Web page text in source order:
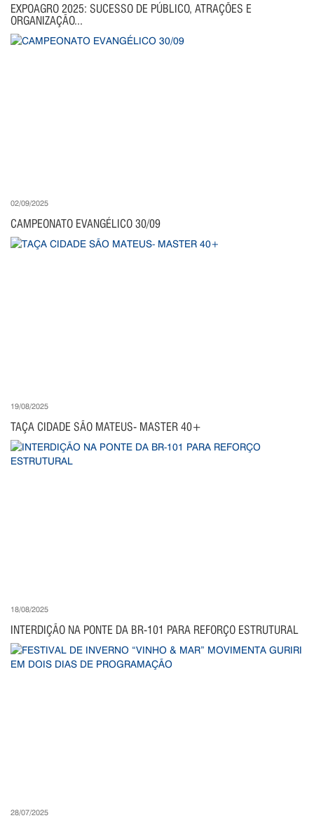
EXPOAGRO 2025: SUCESSO DE PÚBLICO, ATRAÇÕES E
ORGANIZAÇÃO...
02/09/2025
CAMPEONATO EVANGÉLICO 30/09
19/08/2025
TAÇA CIDADE SÃO MATEUS- MASTER 40+
18/08/2025
INTERDIÇÃO NA PONTE DA BR-101 PARA REFORÇO ESTRUTURAL
28/07/2025